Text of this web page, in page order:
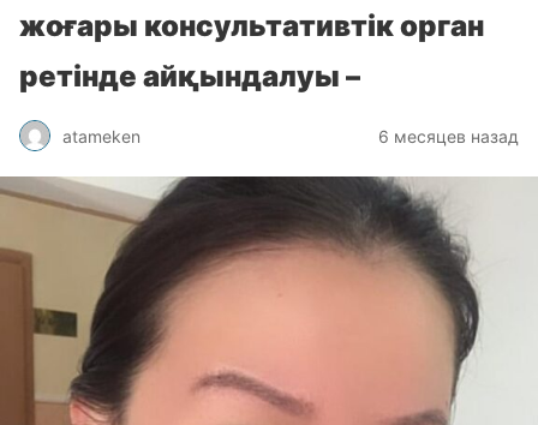
жоғары консультативтік орган
ретінде айқындалуы –
atameken 6 месяцев назад